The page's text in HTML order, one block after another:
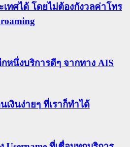
เทศได้ โดยไม่ต้องกังวลค่าโทร
กหนึ่งบริการดีๆ จากทาง AIS
เงินง่ายๆ ที่เราก็ทำได้